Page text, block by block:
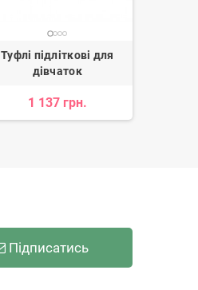
Туфлі підліткові для
дівчаток
1 137 грн.
Підписатись